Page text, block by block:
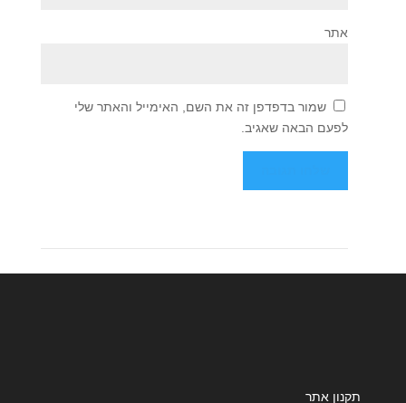
אתר
שמור בדפדפן זה את השם, האימייל והאתר שלי
לפעם הבאה שאגיב.
תקנון אתר